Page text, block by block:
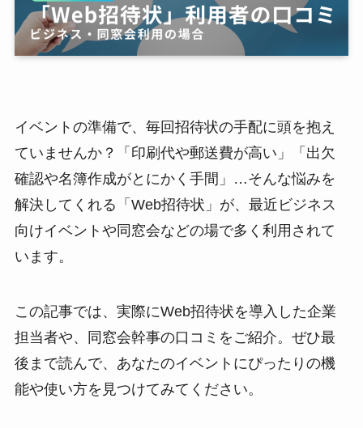
イベントの準備で、毎回招待状の手配に頭を抱え
ていませんか？「印刷代や郵送費が高い」「出欠
確認や名簿作成がとにかく手間」…そんな悩みを
解決してくれる「Web招待状」が、最近ビジネス
向けイベントや同窓会などの場で多く利用されて
います。
この記事では、実際にWeb招待状を導入した企業
担当者や、同窓会幹事の口コミをご紹介。ぜひ最
後まで読んで、あなたのイベントにぴったりの機
能や使い方を見つけてみてください。